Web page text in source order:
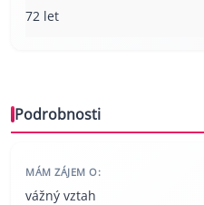
72 let
Podrobnosti
MÁM ZÁJEM O:
vážný vztah